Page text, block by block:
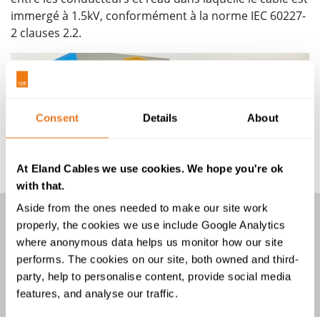
Consent Details About
At Eland Cables we use cookies. We hope you're ok
with that.
Aside from the ones needed to make our site work
properly, the cookies we use include Google Analytics
where anonymous data helps us monitor how our site
performs. The cookies on our site, both owned and third-
party, help to personalise content, provide social media
features, and analyse our traffic.
immergé à 1.5kV, conformément à la norme IEC 60227-
2 clauses 2.2.
Autres Tests
Test de flexion des câbles de levage
Test mécanique pour câbles électriques flexibles
Tests de flexibilité statique des câbles électriques